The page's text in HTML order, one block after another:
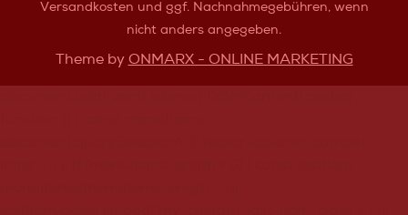
Versandkosten und ggf. Nachnahmegebühren, wenn
nicht anders angegeben.
Theme by ONMARX - ONLINE MARKETING